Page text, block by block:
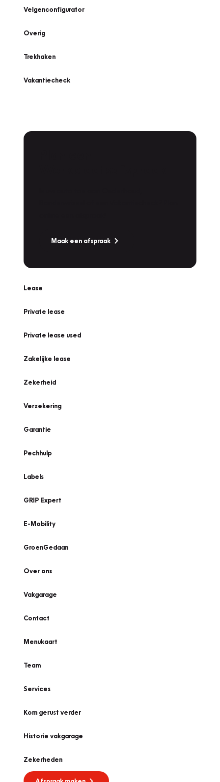
Velgenconfigurator
Overig
Trekhaken
Vakantiecheck
Maak een afspraak
Lease
Private lease
Private lease used
Zakelijke lease
Zekerheid
Verzekering
Garantie
Pechhulp
Labels
GRIP Expert
E-Mobility
GroenGedaan
Over ons
Vakgarage
Contact
Menukaart
Team
Services
Kom gerust verder
Historie vakgarage
Zekerheden